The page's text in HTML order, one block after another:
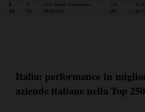
Italia: performance in
aziende italiane nella Top 250